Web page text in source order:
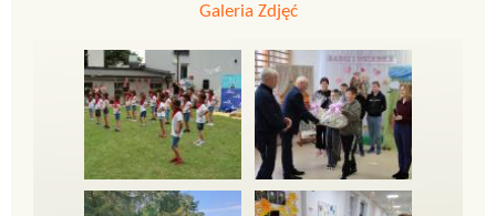
Galeria Zdjęć